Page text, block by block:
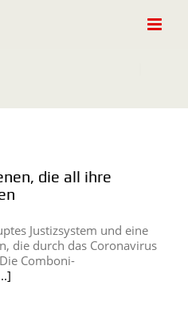
die all ihre
Justizsystem und eine
die durch das Coronavirus
Comboni-